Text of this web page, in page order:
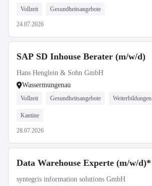
Vollzeit Gesundheitsangebote
24.07.2026
SAP SD Inhouse Berater (m/w/d)
Hans Henglein & Sohn GmbH
Wassermungenau
Vollzeit Gesundheitsangebote Weiterbildungen
Kantine
28.07.2026
Data Warehouse Experte (m/w/d)*
syntegris information solutions GmbH